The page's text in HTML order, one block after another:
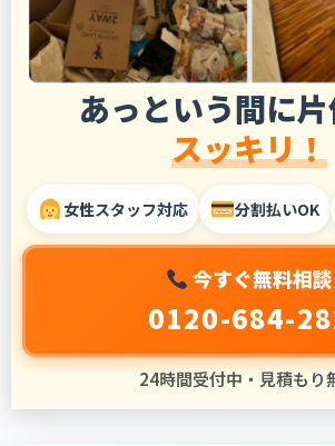
あっという間に
スッキリ！
女性スタッフ対応 分割払いOK
今すぐ無料相談
0120-684-
24時間受付中・見積もり